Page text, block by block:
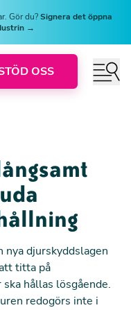
Gör du?Signera det öppna
→
OSS
nya djurskyddslagen
titta på
hållas lösgående.
redogörs inte i